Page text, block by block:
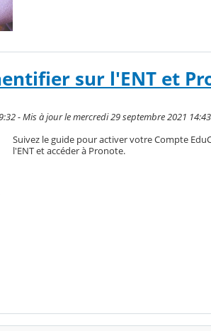
sur l'ENT et
- Mis à jour le mercredi 29 septembre 2021 14:43
Suivez le guide pour activer votre Compte
l'ENT et accéder à Pronote.